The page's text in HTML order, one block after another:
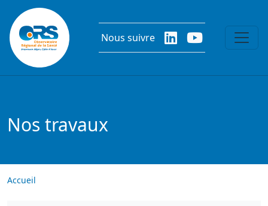
Aller au contenu principal
Nous suivre
Nos travaux
Accueil